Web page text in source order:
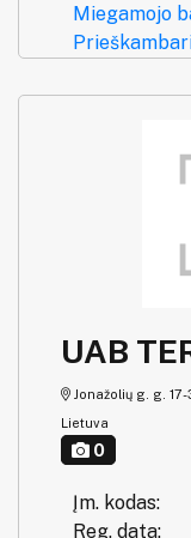
Miegamojo
UAB
Jonažolių g. g.
Lietuva
0
Įm. kodas:
Reg. data: